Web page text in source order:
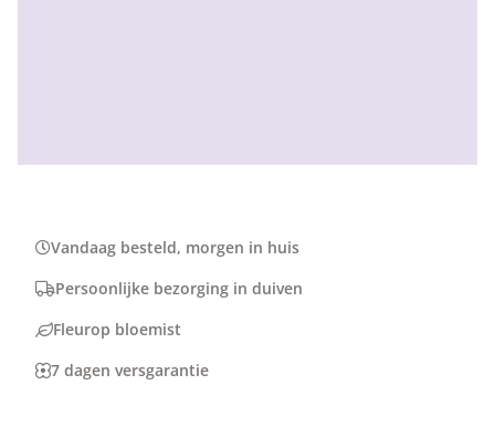
Vandaag besteld, morgen in huis
Persoonlijke bezorging in duiven
Fleurop bloemist
7 dagen versgarantie